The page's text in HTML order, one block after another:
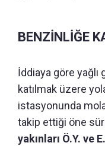
BENZİNLİĞE
İddiaya göre
katılmak üzere
istasyonunda
takip ettiği öne
yakınları Ö.Y. ve